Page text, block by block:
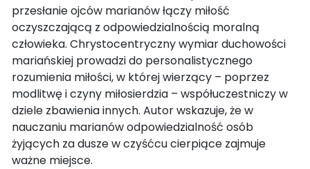
przesłanie ojców marianów łączy miłość
oczyszczającą z odpowiedzialnością moralną
człowieka. Chrystocentryczny wymiar duchowości
mariańskiej prowadzi do personalistycznego
rozumienia miłości, w której wierzący – poprzez
modlitwę i czyny miłosierdzia – współuczestniczy w
dziele zbawienia innych. Autor wskazuje, że w
nauczaniu marianów odpowiedzialność osób
żyjących za dusze w czyśćcu cierpiące zajmuje
ważne miejsce.